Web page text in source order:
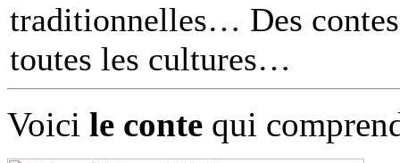
traditionnelles… Des
toutes les cultures
Voici le conte qui